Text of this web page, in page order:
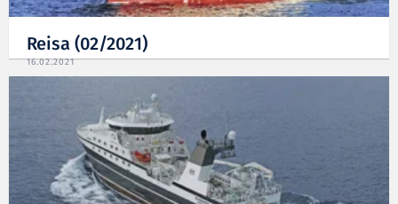
Reisa (02/2021)
16.02.2021